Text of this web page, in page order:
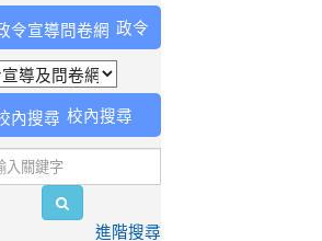
政令
卷網
校內搜尋
進階搜尋